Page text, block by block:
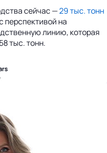
сейчас —29 тыс. тонн
перспективой на
линию, которая
тыс. тонн.